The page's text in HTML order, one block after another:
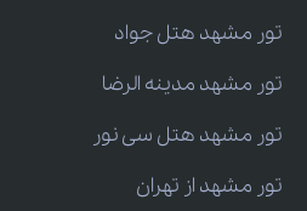
تور مشهد هتل جواد
تور مشهد مدینه الرضا
تور مشهد هتل سی نور
تور مشهد از تهران